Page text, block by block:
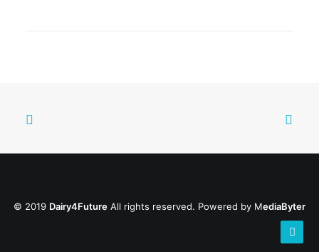
© 2019 Dairy4Future All rights reserved. Powered by MediaByter